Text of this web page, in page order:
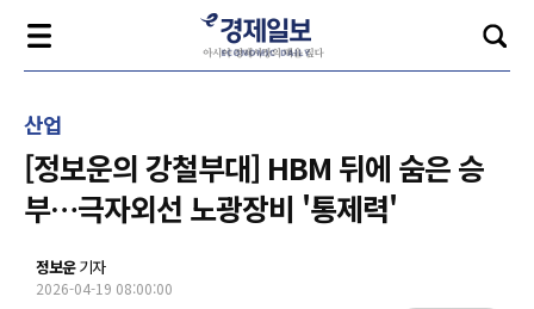
산업
[정보운의 강철부대] HBM 뒤에 숨은 승
부…극자외선 노광장비 '통제력'
정보운기자
2026-04-19 08:00:00